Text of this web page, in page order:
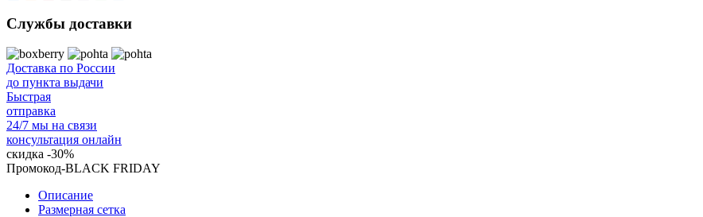
Службы доставки
Доставка по России
до пункта выдачи
Быстрая
отправка
24/7 мы на связи
консультация онлайн
скидка -30%
Промокод-BLACK FRIDAY
Описание
Размерная сетка